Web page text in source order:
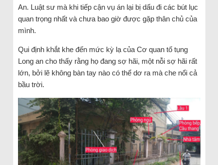
An. Luật sư mà khi tiếp cận vụ án lại bị dấu đi các bút lục
quan trọng nhất và chưa bao giờ được gặp thân chủ của
mình.
Qui định khắt khe đến mức kỳ lạ của Cơ quan tố tụng
Long an cho thấy rằng họ đang sợ hãi, một nỗi sợ hãi rất
lớn, bởi lẽ không bàn tay nào có thể dơ ra mà che nổi cả
bầu trời.